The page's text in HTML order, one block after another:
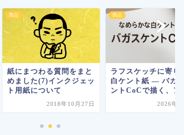
商品
紙にまつわる質問をまと
めました(7)インクジェッ
ト用紙について
2018年10月27日
商品
ラフスケッチに寄り
白ケント紙 ― バガ
ントCoCで描く、ア
2026年2